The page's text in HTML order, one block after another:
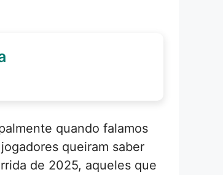
quando falamos
queiram saber
de 2025, aqueles que